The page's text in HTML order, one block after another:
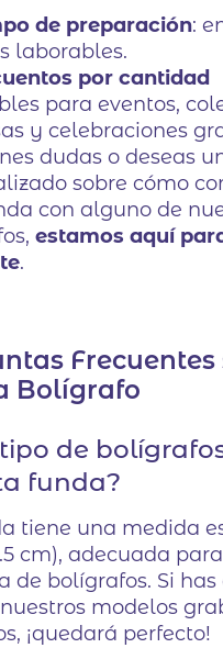
de preparación:
laborables.
por cantidad
para eventos,
y celebraciones
dudas o deseas
sobre cómo
con alguno de
estamos aquí
.
Frecuentes
Bolígrafo
de
funda?
tiene una medida
cm), adecuada
de bolígrafos. Si
modelos
¡quedará perfecto!